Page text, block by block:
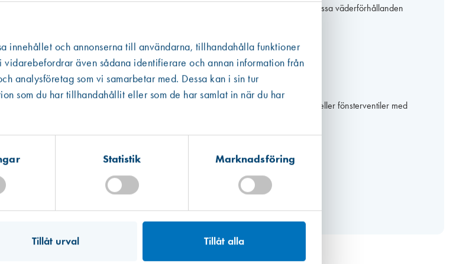
innehållet och annonserna till användarna, tillhandahålla funktioner
även sådana identifierare och annan information från
analysföretag som vi samarbetar med. Dessa kan i sin tur
som du har tillhandahållit eller som de har samlat in när du har
Statistik Marknadsföring
Tillåt urval Tillåt alla
antal hål är det vettigt att använda vår borrmall vilket garanterar rätt luftflöde. Vid vissa väderförhållanden
monteras en dammlist under hålraden mellan bågarna för att förhindra kondens.
Exempelvis ljudkanaler för infräsning, dämpare i kassett som monteras mot karmen eller fönsterventiler med